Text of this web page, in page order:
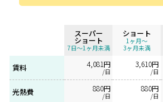
スーパー
ショート
7日～1ヶ月未満
ショート
1ヶ月〜
3ヶ月未満
賃料 4,081円
/日
3,610円
/日
光熱費 880円
/日
880円
/日